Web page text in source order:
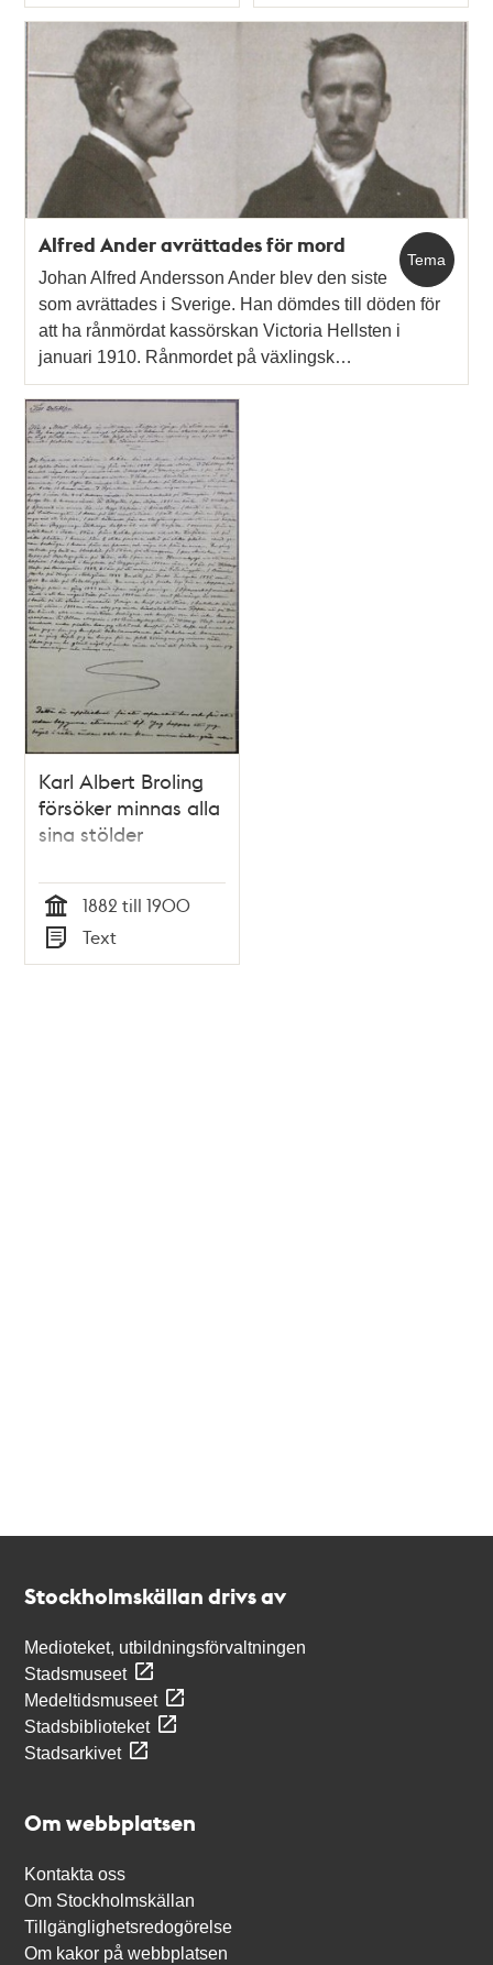
Typ Typ
Tema
Alfred Ander avrättades för mord
Johan Alfred Andersson Ander blev den siste
som avrättades i Sverige. Han dömdes till döden för
att ha rånmördat kassörskan Victoria Hellsten i
januari 1910. Rånmordet på växlingsk…
Karl Albert Broling
försöker minnas alla
sina stölder
Tid
1882 till 1900
Typ
Text
Stockholmskällan drivs av
Medioteket, utbildningsförvaltningen
Stadsmuseet
Medeltidsmuseet
Stadsbiblioteket
Stadsarkivet
Om webbplatsen
Kontakta oss
Om Stockholmskällan
Tillgänglighetsredogörelse
Om kakor på webbplatsen